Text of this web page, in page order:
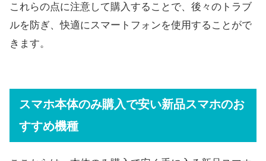
これらの点に注意して購入することで、後々のトラブ
ルを防ぎ、快適にスマートフォンを使用することがで
きます。
スマホ本体のみ購入で安い新品スマホのお
すすめ機種